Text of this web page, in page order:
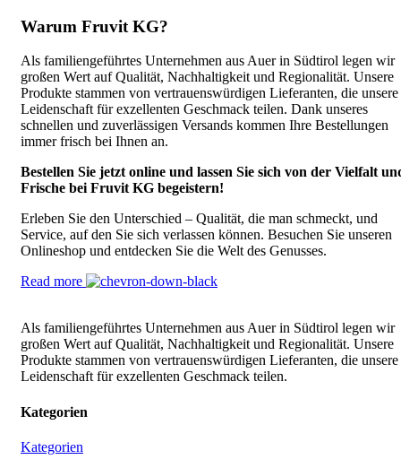
Warum Fruvit KG?
Als familiengeführtes Unternehmen aus Auer in Südtirol legen wir
großen Wert auf Qualität, Nachhaltigkeit und Regionalität. Unsere
Produkte stammen von vertrauenswürdigen Lieferanten, die unsere
Leidenschaft für exzellenten Geschmack teilen. Dank unseres
schnellen und zuverlässigen Versands kommen Ihre Bestellungen
immer frisch bei Ihnen an.
Bestellen Sie jetzt online und lassen Sie sich von der Vielfalt
Frische bei Fruvit KG begeistern!
Erleben Sie den Unterschied – Qualität, die man schmeckt, und
Service, auf den Sie sich verlassen können. Besuchen Sie unseren
Onlineshop und entdecken Sie die Welt des Genusses.
Read more
Als familiengeführtes Unternehmen aus Auer in Südtirol legen wir
großen Wert auf Qualität, Nachhaltigkeit und Regionalität. Unsere
Produkte stammen von vertrauenswürdigen Lieferanten, die unsere
Leidenschaft für exzellenten Geschmack teilen.
Kategorien
Kategorien